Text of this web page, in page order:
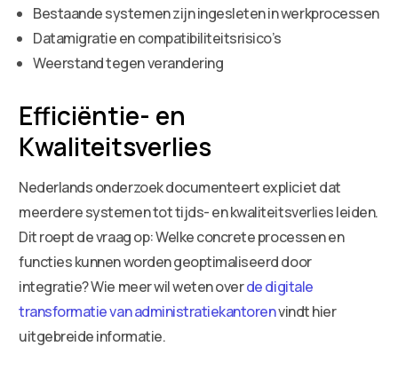
Bestaande systemen zijn ingesleten in werkprocessen
Datamigratie en compatibiliteitsrisico’s
Weerstand tegen verandering
Efficiëntie- en
Kwaliteitsverlies
Nederlands onderzoek documenteert expliciet dat
meerdere systemen tot tijds- en kwaliteitsverlies leiden.
Dit roept de vraag op: Welke concrete processen en
functies kunnen worden geoptimaliseerd door
integratie? Wie meer wil weten overde digitale
transformatie van administratiekantorenvindt hier
uitgebreide informatie.